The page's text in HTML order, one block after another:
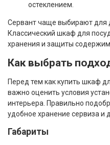
остеклением.
Сервант чаще выбирают для
Классический шкаф для
хранения и защиты
Как выбрать
Перед тем как купить шкаф
важно оценить условия
интерьера. Правильно
удобное хранение сервиза и
Габариты